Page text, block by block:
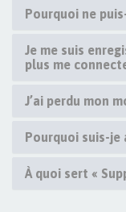
Pourquoi ne
Je me suis
plus me
J’ai perdu mon
Pourquoi suis-je
À quoi sert «